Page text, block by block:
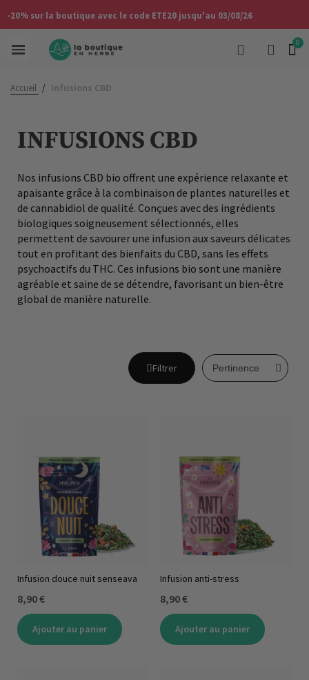
-20% sur la boutique avec le code ETE20 jusqu'au 03/08/26
Accueil / Infusions CBD
INFUSIONS CBD
Nos infusions CBD bio offrent une expérience relaxante et
apaisante grâce à la combinaison de plantes naturelles et
de cannabidiol de qualité. Conçues avec des ingrédients
biologiques soigneusement sélectionnés, elles
permettent de savourer une infusion aux saveurs délicates
tout en profitant des bienfaits du CBD, sans les effets
psychoactifs du THC. Ces infusions bio sont une manière
agréable et saine de se détendre, favorisant un bien-être
global de manière naturelle.
Filtrer
Infusion douce nuit senseava
8,90 €
Ajouter au panier
Infusion anti-stress
8,90 €
Ajouter au panier